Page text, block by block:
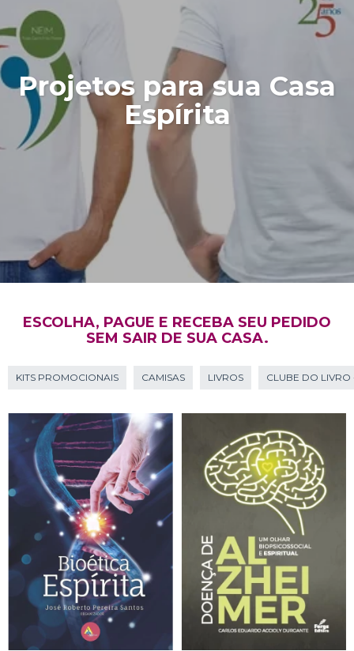
Projetos para sua Casa
Espírita
ESCOLHA, PAGUE E RECEBA SEU PEDIDO
SEM SAIR DE SUA CASA.
KITS PROMOCIONAIS CAMISAS LIVROS CLUBE DO LIVRO